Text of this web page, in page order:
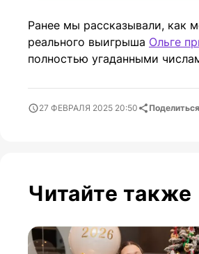
Ранее мы рассказывали, как
реального выигрыша Ольге
полностью угаданными
27 ФЕВРАЛЯ 2025 20:50 Поделиться
Читайте также